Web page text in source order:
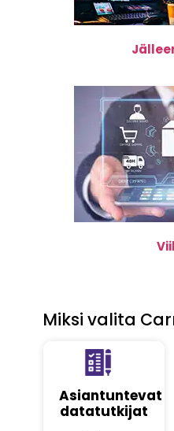
Miksi valita
Asiantuntevat
datatutkijat